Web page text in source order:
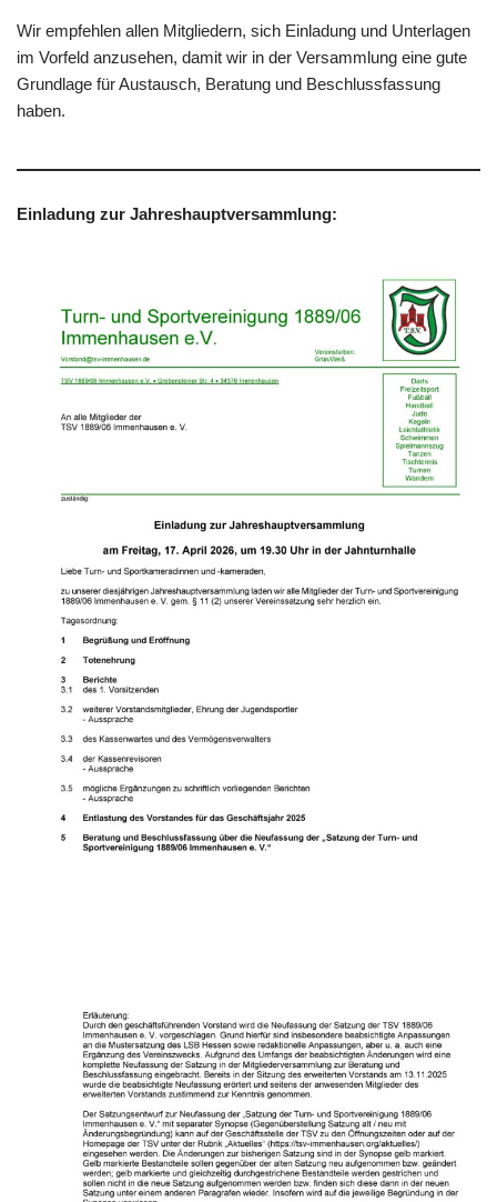
Wir empfehlen allen Mitgliedern, sich Einladung und Unterlagen
im Vorfeld anzusehen, damit wir in der Versammlung eine gute
Grundlage für Austausch, Beratung und Beschlussfassung
haben.
Einladung zur Jahreshauptversammlung: